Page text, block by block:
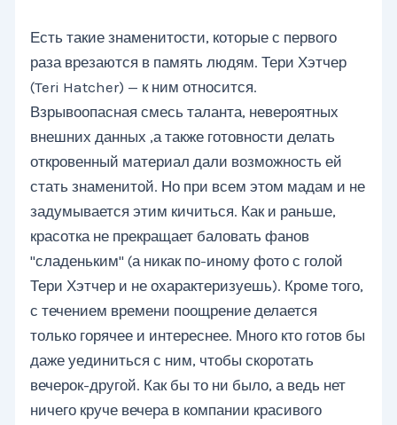
Есть такие знаменитости, которые с первого
раза врезаются в память людям. Тери Хэтчер
(Teri Hatcher) — к ним относится.
Взрывоопасная смесь таланта, невероятных
внешних данных ,а также готовности делать
откровенный материал дали возможность ей
стать знаменитой. Но при всем этом мадам и не
задумывается этим кичиться. Как и раньше,
красотка не прекращает баловать фанов
"сладеньким" (а никак по-иному фото с голой
Тери Хэтчер и не охарактеризуешь). Кроме того,
с течением времени поощрение делается
только горячее и интереснее. Много кто готов бы
даже уединиться с ним, чтобы скоротать
вечерок-другой. Как бы то ни было, а ведь нет
ничего круче вечера в компании красивого